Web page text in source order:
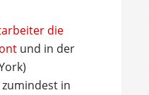
die
und in der
in